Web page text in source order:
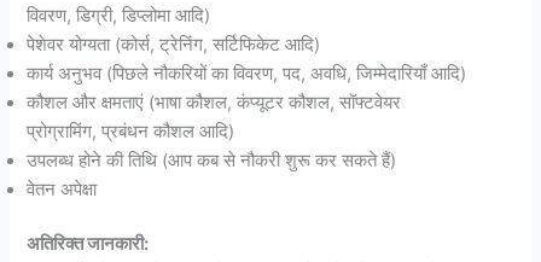
विवरण, डिग्री, डिप्लोमा आदि)
पेशेवर योग्यता (कोर्स, ट्रेनिंग, सर्टिफिकेट आदि)
कार्य अनुभव (पिछले नौकरियों का विवरण, पद, अवधि, जिम्मेदारियाँ आदि)
कौशल और क्षमताएं (भाषा कौशल, कंप्यूटर कौशल, सॉफ्टवेयर
प्रोग्रामिंग, प्रबंधन कौशल आदि)
उपलब्ध होने की तिथि (आप कब से नौकरी शुरू कर सकते हैं)
वेतन अपेक्षा
अतिरिक्त जानकारी: